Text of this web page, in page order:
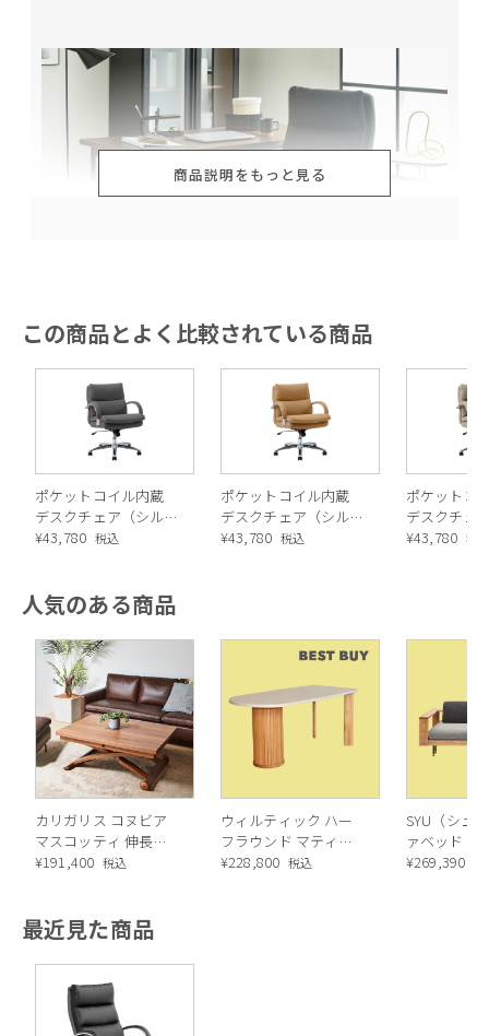
優しく包み込まれる座り心地
主にマットレスに使用されるポケットコイルが25個使用されて
おり体圧分散に優れているため、長時間座っていても疲れにく
い仕様です。また、ポケットコイルをクッションで包むように
お作りしているため、柔らかさの中にも跳ね返しがあるような
弾力のある座り心地になっています。
商品説明をもっと見る
この商品とよく比較されている商品
ポケットコイル内蔵
デスクチェア（シルキ
ーファイバー・チャコ
¥43,780 税込
ポケットコイル内蔵
デスクチェア（シルキ
ーファイバー・キャメ
¥43,780 税込
ポケットコ
デスクチェ
ーファイバ
¥43,780 税
人気のある商品
カリガリス コヌビア
マスコッティ 伸長・
昇降式テーブル ／
P201
¥191,400 税込
ウィルティック ハー
フラウンド マティエ
ラ塗装 ダイニングテ
¥228,800 税込
SYU（シュ
ァベッド（
ル）190cm
¥269,390
最近見た商品